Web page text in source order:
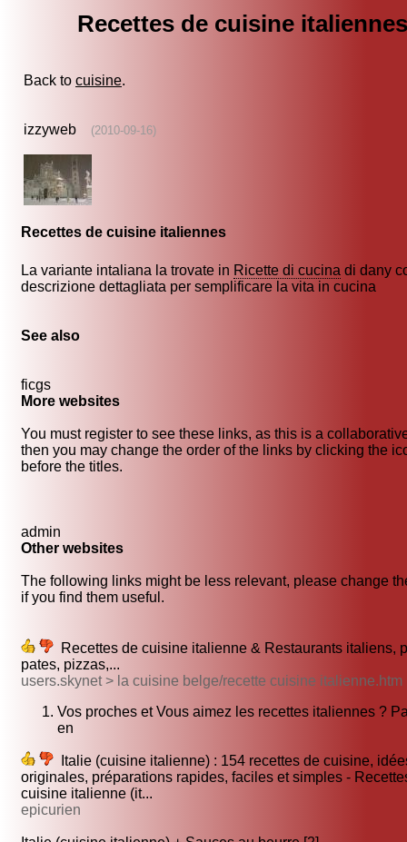
Recettes de cuisine italiennes
Back to cuisine.
izzyweb (2010-09-16)
Recettes de cuisine italiennes
La variante intaliana la trovate in Ricette di cucina di dany
descrizione dettagliata per semplificare la vita in cucina
See also
ficgs
More websites
You must register to see these links, as this is a
then you may change the order of the links by clicking the
before the titles.
admin
Other websites
The following links might be less relevant, please change
if you find them useful.
Recettes de cuisine italienne & Restaurants italiens,
pates, pizzas,...
users.skynet > la cuisine belge/recette cuisine italienne.htm
Vos proches et Vous aimez les recettes italiennes ?
en
Italie (cuisine italienne) : 154 recettes de cuisine,
originales, préparations rapides, faciles et simples -
cuisine italienne (it...
epicurien